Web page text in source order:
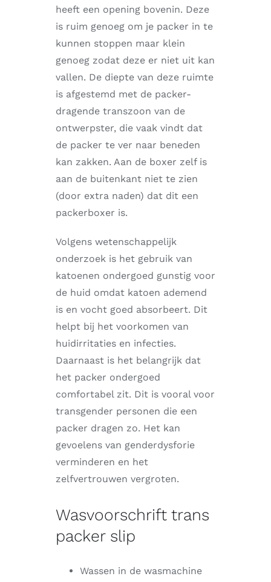
heeft een opening bovenin. Deze
is ruim genoeg om je packer in te
kunnen stoppen maar klein
genoeg zodat deze er niet uit kan
vallen. De diepte van deze ruimte
is afgestemd met de packer-
dragende transzoon van de
ontwerpster, die vaak vindt dat
de packer te ver naar beneden
kan zakken. Aan de boxer zelf is
aan de buitenkant niet te zien
(door extra naden) dat dit een
packerboxer is.
Volgens wetenschappelijk
onderzoek is het gebruik van
katoenen ondergoed gunstig voor
de huid omdat katoen ademend
is en vocht goed absorbeert. Dit
helpt bij het voorkomen van
huidirritaties en infecties.
Daarnaast is het belangrijk dat
het packer ondergoed
comfortabel zit. Dit is vooral voor
transgender personen die een
packer dragen zo. Het kan
gevoelens van genderdysforie
verminderen en het
zelfvertrouwen vergroten.
Wasvoorschrift trans
packer slip
Wassen in de wasmachine